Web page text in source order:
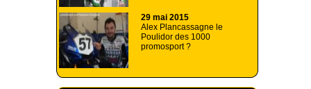
29 mai 2015
Alex Plancassagne le
Poulidor des 1000
promosport ?